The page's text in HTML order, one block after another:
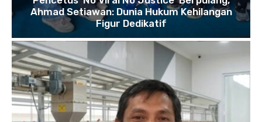
Ahmad Setiawan: Dunia Hukum Kehilangan
Figur Dedikatif